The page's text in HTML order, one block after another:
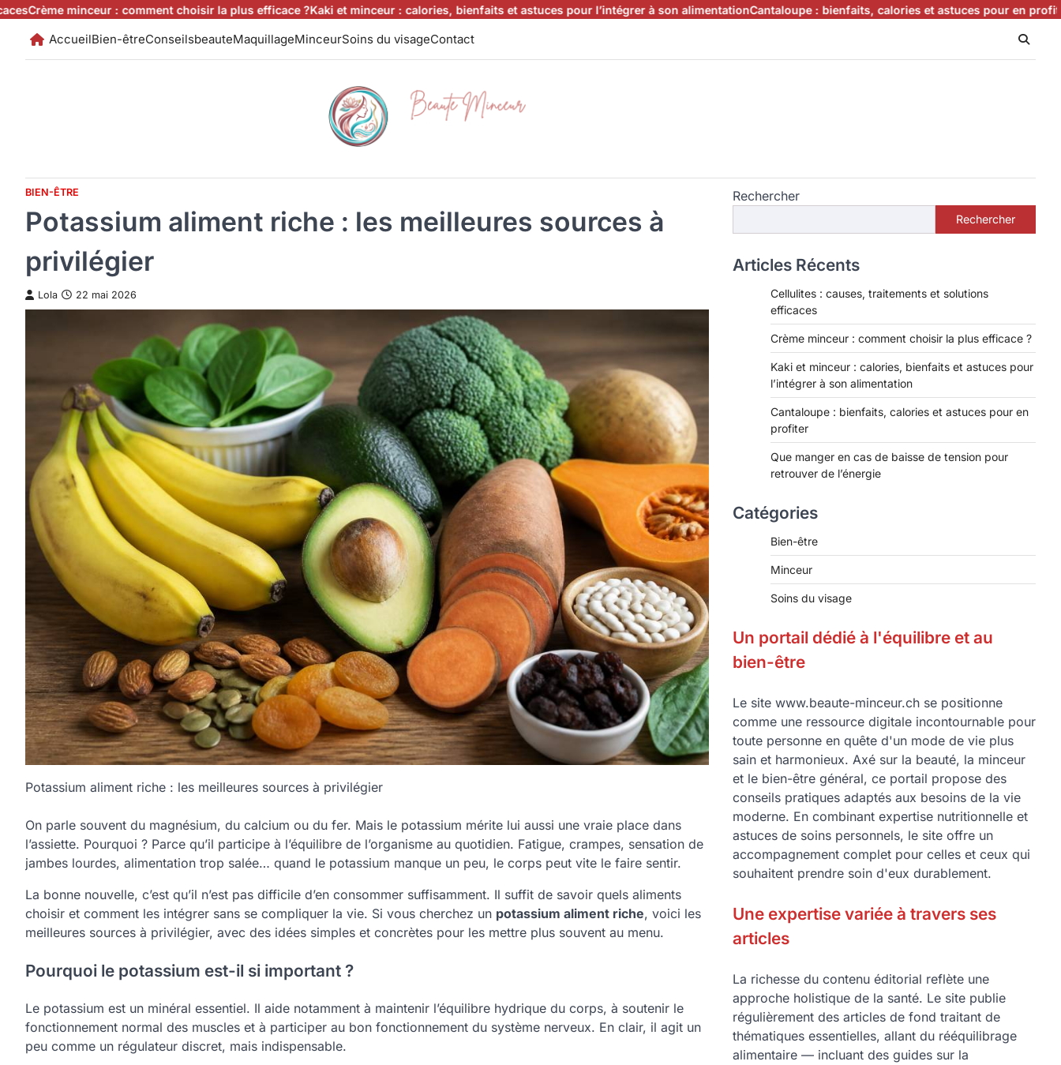
Skip
content
minceur : comment choisir la plus efficace ?Kaki et minceur : calories, bienfaits et astuces pour l’intégrer à son alimentationCantaloupe : bienfaits, calories et astuces pour en profiterQue
AccueilBien-êtreConseilsbeauteMaquillageMinceurSoins du visageContact
BIEN-ÊTRE
Potassium aliment riche : les meilleures sources à
privilégier
Lola 22 mai 2026
Potassium aliment riche : les meilleures sources à privilégier
On parle souvent du magnésium, du calcium ou du fer. Mais le potassium mérite lui aussi une vraie place dans
l’assiette. Pourquoi ? Parce qu’il participe à l’équilibre de l’organisme au quotidien. Fatigue, crampes, sensation de
jambes lourdes, alimentation trop salée… quand le potassium manque un peu, le corps peut vite le faire sentir.
La bonne nouvelle, c’est qu’il n’est pas difficile d’en consommer suffisamment. Il suffit de savoir quels aliments
choisir et comment les intégrer sans se compliquer la vie. Si vous cherchez un potassium aliment riche, voici les
meilleures sources à privilégier, avec des idées simples et concrètes pour les mettre plus souvent au menu.
Pourquoi le potassium est-il si important ?
Le potassium est un minéral essentiel. Il aide notamment à maintenir l’équilibre hydrique du corps, à soutenir le
fonctionnement normal des muscles et à participer au bon fonctionnement du système nerveux. En clair, il agit un
peu comme un régulateur discret, mais indispensable.
Rechercher
Rechercher
Articles Récents
Cellulites : causes, traitements et solutions
efficaces
Crème minceur : comment choisir la plus efficace ?
Kaki et minceur : calories, bienfaits et astuces pour
l’intégrer à son alimentation
Cantaloupe : bienfaits, calories et astuces pour en
profiter
Que manger en cas de baisse de tension pour
retrouver de l’énergie
Catégories
Bien-être
Minceur
Soins du visage
Un portail dédié à l'équilibre et au
bien-être
Le site www.beaute-minceur.ch se positionne
comme une ressource digitale incontournable pour
toute personne en quête d'un mode de vie plus
sain et harmonieux. Axé sur la beauté, la minceur
et le bien-être général, ce portail propose des
conseils pratiques adaptés aux besoins de la vie
moderne. En combinant expertise nutritionnelle et
astuces de soins personnels, le site offre un
accompagnement complet pour celles et ceux qui
souhaitent prendre soin d'eux durablement.
Une expertise variée à travers ses
articles
La richesse du contenu éditorial reflète une
approche holistique de la santé. Le site publie
régulièrement des articles de fond traitant de
thématiques essentielles, allant du rééquilibrage
alimentaire — incluant des guides sur la